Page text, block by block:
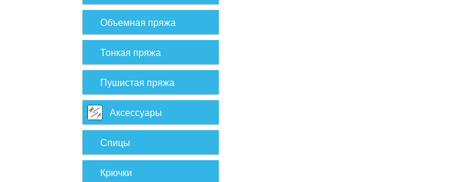
Объемная пряжа
Тонкая пряжа
Пушистая пряжа
Аксессуары
Спицы
Крючки